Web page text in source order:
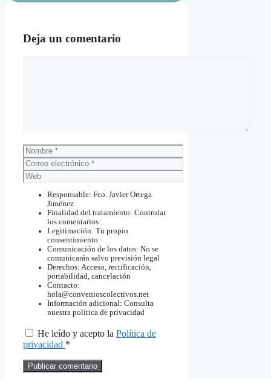
Deja un comentario
Nombre
Correo
electrónico
Web
Responsable: Fco. Javier Ortega
Jiménez
Finalidad del tratamiento: Controlar
los comentarios
Legitimación: Tu propio
consentimiento
Comunicación de los datos: No se
comunicarán salvo previsión legal
Derechos: Acceso, rectificación,
portabilidad, cancelación
Contacto:
hola@convenioscolectivos.net
Información adicional: Consulta
nuestra política de privacidad
He leído y acepto la Política de
privacidad *